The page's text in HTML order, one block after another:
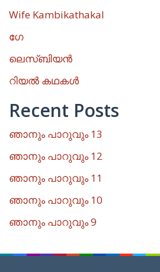
Wife Kambikathakal
ഗേ
ലെസ്ബിയൻ
റിയൽ കഥകൾ
Recent Posts
ഞാനും പാറുവും 13
ഞാനും പാറുവും 12
ഞാനും പാറുവും 11
ഞാനും പാറുവും 10
ഞാനും പാറുവും 9